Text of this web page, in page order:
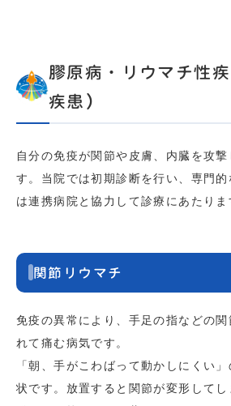
膠原病・リウマチ性
疾患）
自分の免疫が関節や皮膚、内臓を攻
す。当院では初期診断を行い、専門
は連携病院と協力して診療にあたりま
関節リウマチ
免疫の異常により、手足の指などの
れて痛む病気です。
「朝、手がこわばって動かしにくい
状です。放置すると関節が変形して